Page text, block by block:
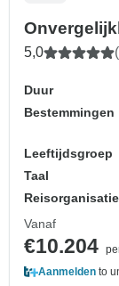
5,0
Duur
Bestemmingen
Leeftijdsgroep
Taal
Reisorganisatie
Vanaf
€10.204
Aanmelden to